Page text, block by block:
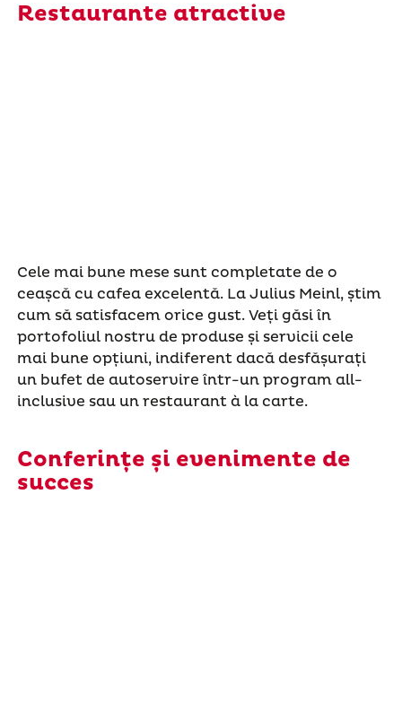
Cele mai bune mese sunt completate de o
ceașcă cu cafea excelentă. La Julius Meinl, știm
cum să satisfacem orice gust. Veți găsi în
portofoliul nostru de produse și servicii cele
mai bune opțiuni, indiferent dacă desfășurați
un bufet de autoservire într-un program all-
inclusive sau un restaurant à la carte.
Restaurante atractive
Conferințe și evenimente de
succes